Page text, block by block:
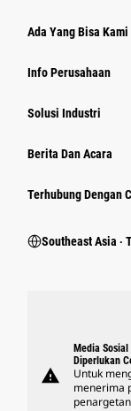
Ada Yang Bisa Kami
Info Perusahaan
Solusi Industri
Berita Dan Acara
Terhubung Dengan
Southeast Asia ‧
warning
Media Sosial
Diperlukan
Untuk
menerima